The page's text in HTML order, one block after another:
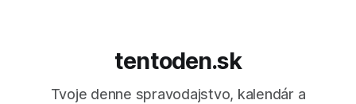
tentoden.sk
Tvoje denne spravodajstvo, kalendár a